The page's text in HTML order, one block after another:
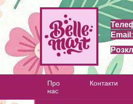
Email :
Про
нас
Контакти